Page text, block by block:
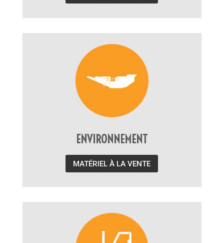
ENVIRONNEMENT
MATÉRIEL À LA VENTE